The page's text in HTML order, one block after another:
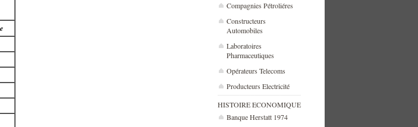
Compagnies Pétroliéres
Constructeurs
Automobiles
Laboratoires
Pharmaceutiques
Opérateurs Telecoms
Producteurs Electricité
HISTOIRE ECONOMIQUE
Banque Herstatt 1974